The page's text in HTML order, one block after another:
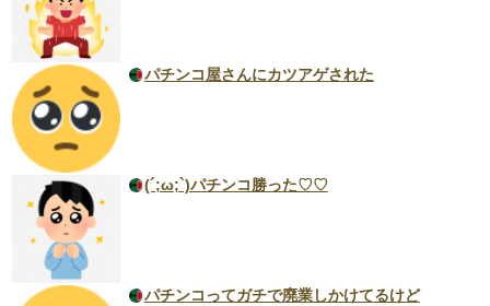
パチンコ屋さんにカツアゲされた
(´;ω;`)パチンコ勝った♡♡
パチンコってガチで廃業しかけてるけど